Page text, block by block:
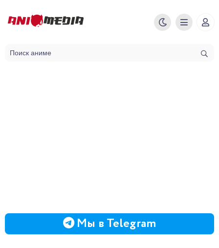
Мы в Telegram